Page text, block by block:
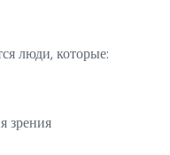
люди, которые:
зрения